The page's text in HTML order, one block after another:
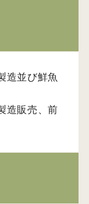
造並び鮮魚
造販売、前